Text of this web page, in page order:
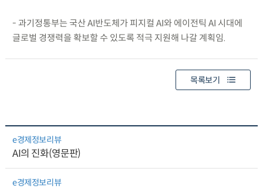
- 과기정통부는 국산 AI반도체가 피지컬 AI와 에이전틱 AI 시대에
글로벌 경쟁력을 확보할 수 있도록 적극 지원해 나갈 계획임.
목록보기
e경제정보리뷰
AI의 진화(영문판)
e경제정보리뷰